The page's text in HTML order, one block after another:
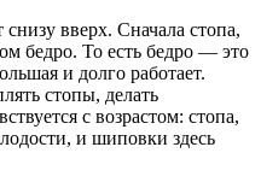
вверх. Сначала стопа,
бедро. То есть бедро — это
и долго работает.
стопы, делать
с возрастом: стопа,
и шиповки здесь